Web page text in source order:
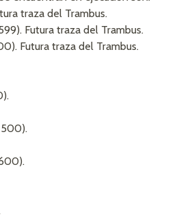
traza del Trambus.
Futura traza del Trambus.
Futura traza del Trambus.